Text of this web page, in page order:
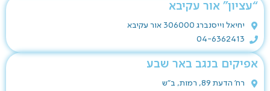
“עציון” אור עקיבא
יחיאל וייסנברג 306000 אור עקיבא
04-6362413
אפיקים בנגב באר שבע
רח' הדעת 89, רמות, ב"ש